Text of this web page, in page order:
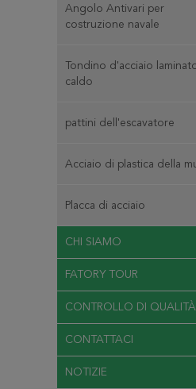
Angolo Antivari per
costruzione navale
Tondino d'acciaio
caldo
pattini dell'escavatore
Acciaio di plastica della
Placca di acciaio
CHI SIAMO
FATORY TOUR
CONTROLLO DI QUALITÀ
CONTATTACI
NOTIZIE